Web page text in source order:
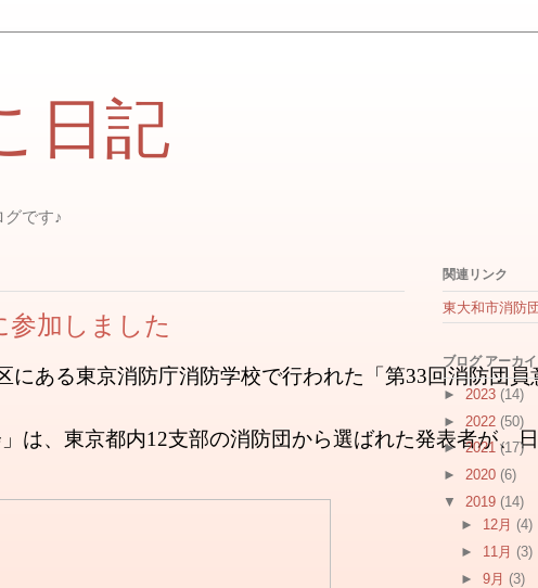
日記
です♪
参加しました
ある東京消防庁消防学校で行われた「第33回消防団
は、東京都内12支部の消防団から選ばれた発表者が、
関連リンク
東大和市消防
ブログ アーカ
► 2023 (14)
► 2022 (50)
►2021 (17)
► 2020 (6)
▼ 2019 (14)
► 12月 (4)
► 11月 (3)
► 9月 (3)